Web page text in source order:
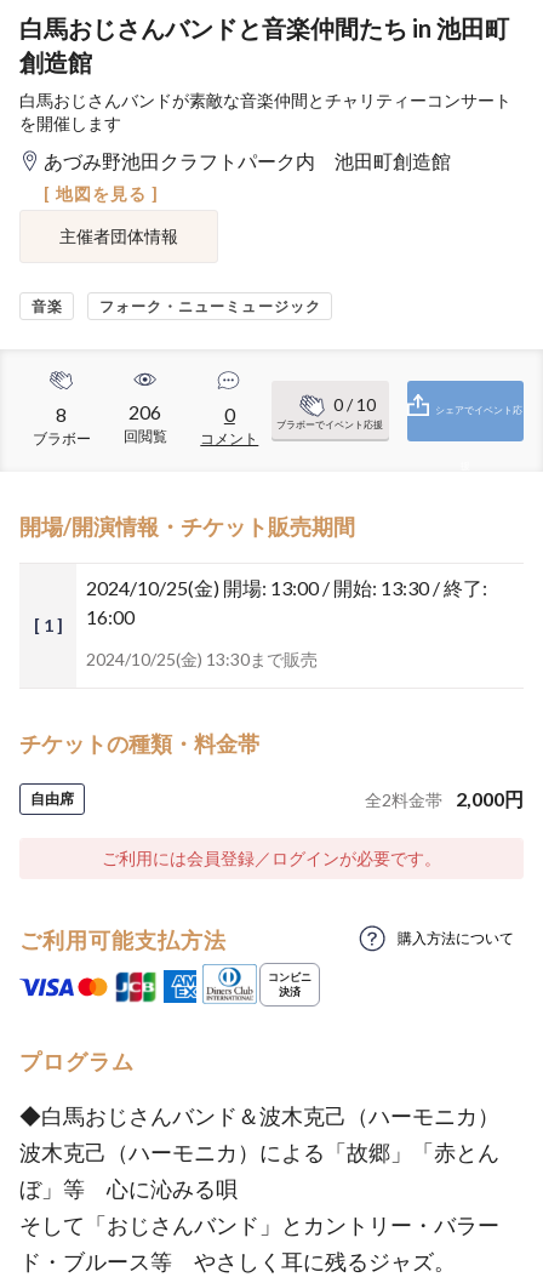
白馬おじさんバンドと音楽仲間たち in 池田町
創造館
白馬おじさんバンドが素敵な音楽仲間とチャリティーコンサート
を開催します
あづみ野池田クラフトパーク内 池田町創造館
[ 地図を見る ]
主催者団体情報
音楽 フォーク・ニューミュージック
8
ブラボー
206
回閲覧
0
コメント
0/ 10
ブラボーでイベント応援
シェアでイベント応
開場/開演情報・チケット販売期間
[ 1 ]
2024/10/25(金) 開場: 13:00 / 開始: 13:30 / 終了:
16:00
2024/10/25(金) 13:30まで販売
チケットの種類・料金帯
自由席 全2料金帯 2,000円
ご利用には会員登録／ログインが必要です。
ご利用可能支払方法 購入方法について
プログラム
◆白馬おじさんバンド＆波木克己（ハーモニカ）
波木克己（ハーモニカ）による「故郷」「赤とん
ぼ」等 心に沁みる唄
そして「おじさんバンド」とカントリー・バラー
ド・ブルース等 やさしく耳に残るジャズ。